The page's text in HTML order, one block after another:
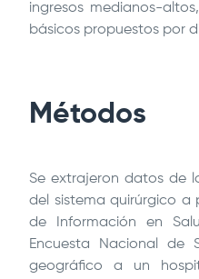
ingresos medianos-
básicos propuestos por
Métodos
Se extrajeron datos de
del sistema quirúrgico a
de Información en
Encuesta Nacional de
geográfico a un